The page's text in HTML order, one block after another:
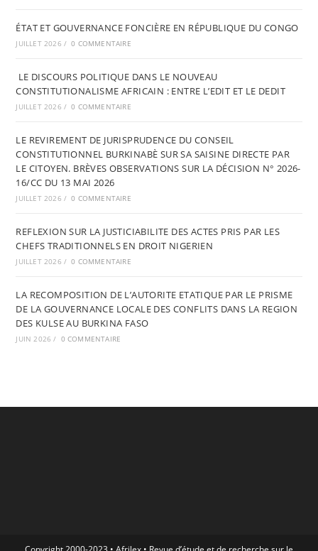
ÉTAT ET GOUVERNANCE FONCIÈRE EN RÉPUBLIQUE DU CONGO
JUILLET 2026 / 0 COMMENTAIRE
LE DISCOURS POLITIQUE DANS LE NOUVEAU
CONSTITUTIONALISME AFRICAIN : ENTRE L’EDIT ET LE DEDIT
JUILLET 2026 / 0 COMMENTAIRE
LE REVIREMENT DE JURISPRUDENCE DU CONSEIL
CONSTITUTIONNEL BURKINABÈ SUR SA SAISINE DIRECTE PAR
LE CITOYEN. BRÈVES OBSERVATIONS SUR LA DÉCISION N° 2026-
16/CC DU 13 MAI 2026
JUILLET 2026 / 0 COMMENTAIRE
REFLEXION SUR LA JUSTICIABILITE DES ACTES PRIS PAR LES
CHEFS TRADITIONNELS EN DROIT NIGERIEN
JUILLET 2026 / 0 COMMENTAIRE
LA RECOMPOSITION DE L’AUTORITE ETATIQUE PAR LE PRISME
DE LA GOUVERNANCE LOCALE DES CONFLITS DANS LA REGION
DES KULSE AU BURKINA FASO
JUIN 2026 / 0 COMMENTAIRE